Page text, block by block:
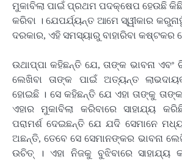
ମୁକାବିଲା ପାଇଁ ପ୍ରଥମ ପଦକ୍ଷେପ ହେଉଛି
କରିବା । ଯେପର୍ଯ୍ୟନ୍ତ ଆମେ ସ୍ୱୀକାର
ଦରକାର, ଏହି ସମସ୍ୟାରୁ ବାହାରିବା କଷ୍ଟକର
ଉଥାପ୍ପା କହିଛନ୍ତି ଯେ, ତାଙ୍କ ଭାବନା ଏବଂ
ଲେଖିବା ତାଙ୍କ ପାଇଁ ଅତ୍ୟନ୍ତ
ହୋଇଛି । ସେ କହିଛନ୍ତି ଯେ ଏହା ତାଙ୍କୁ
ଏହାର ମୁକାବିଲା କରିବାରେ ସାହାଯ୍ୟ
ପରାମର୍ଶ ଦେଇଛନ୍ତି ଯେ ଯଦି ସେମାନେ
ଅଛନ୍ତି, ତେବେ ସେ ସେମାନଙ୍କର ଭାବନା
ଉଚିତ୍ । ଏହା ନିଜକୁ ବୁଝିବାରେ ସାହାଯ୍ୟ